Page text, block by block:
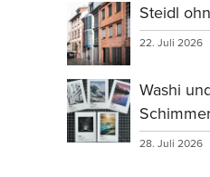
Steidl
22. Juli 2026
Washi
28. Juli 2026